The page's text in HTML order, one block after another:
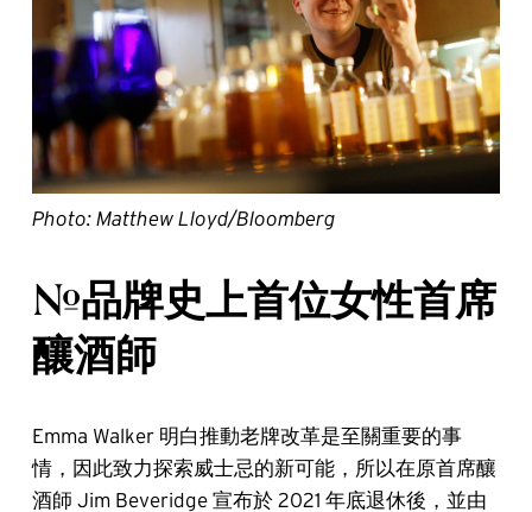
Photo: Matthew Lloyd/Bloomberg
#品牌史上首位女性首席
釀酒師
Emma Walker 明白推動老牌改革是至關重要的事
情，因此致力探索威士忌的新可能，所以在原首席釀
酒師 Jim Beveridge 宣布於 2021 年底退休後，並由